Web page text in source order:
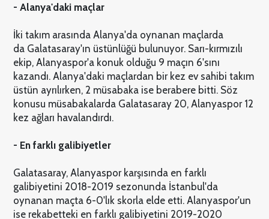
- Alanya'daki maçlar
İki takım arasında Alanya'da oynanan maçlarda
da Galatasaray'ın üstünlüğü bulunuyor. Sarı-kırmızılı
ekip, Alanyaspor'a konuk olduğu 9 maçın 6'sını
kazandı. Alanya'daki maçlardan bir kez ev sahibi takım
üstün ayrılırken, 2 müsabaka ise berabere bitti. Söz
konusu müsabakalarda Galatasaray 20, Alanyaspor 12
kez ağları havalandırdı.
- En farklı galibiyetler
Galatasaray, Alanyaspor karşısında en farklı
galibiyetini 2018-2019 sezonunda İstanbul'da
oynanan maçta 6-0'lık skorla elde etti. Alanyaspor'un
ise rekabetteki en farklı galibiyetini 2019-2020